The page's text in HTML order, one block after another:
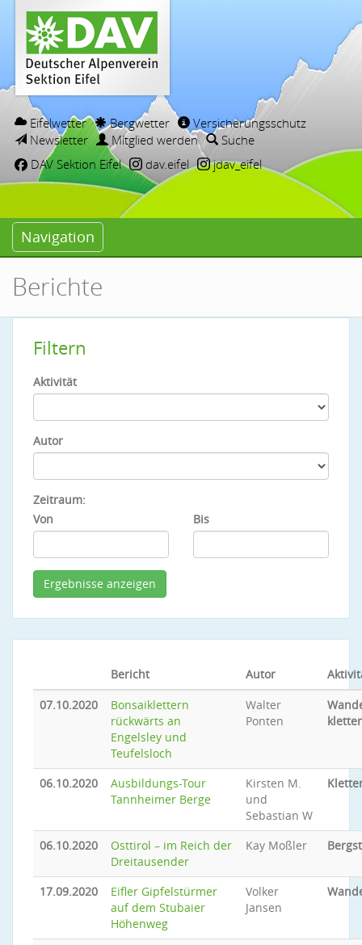
Eifelwetter Bergwetter
Versicherungsschutz
Newsletter
Mitglied werden
Suche
DAV Sektion Eifel
dav.eifel jdav_eifel
Navigation
Berichte
Filtern
Aktivität
Autor
Zeitraum:
Von
Bis
Bericht Autor
07.10.2020
Bonsaiklettern
rückwärts an
Engelsley und
Teufelsloch
Walter
Ponten
06.10.2020
Ausbildungs-Tour
Tannheimer Berge
Kirsten M.
und
Sebastian W
06.10.2020
Osttirol – im Reich der
Dreitausender
Kay Moßler
17.09.2020
Eifler Gipfelstürmer
auf dem Stubaier
Höhenweg
Volker
Jansen